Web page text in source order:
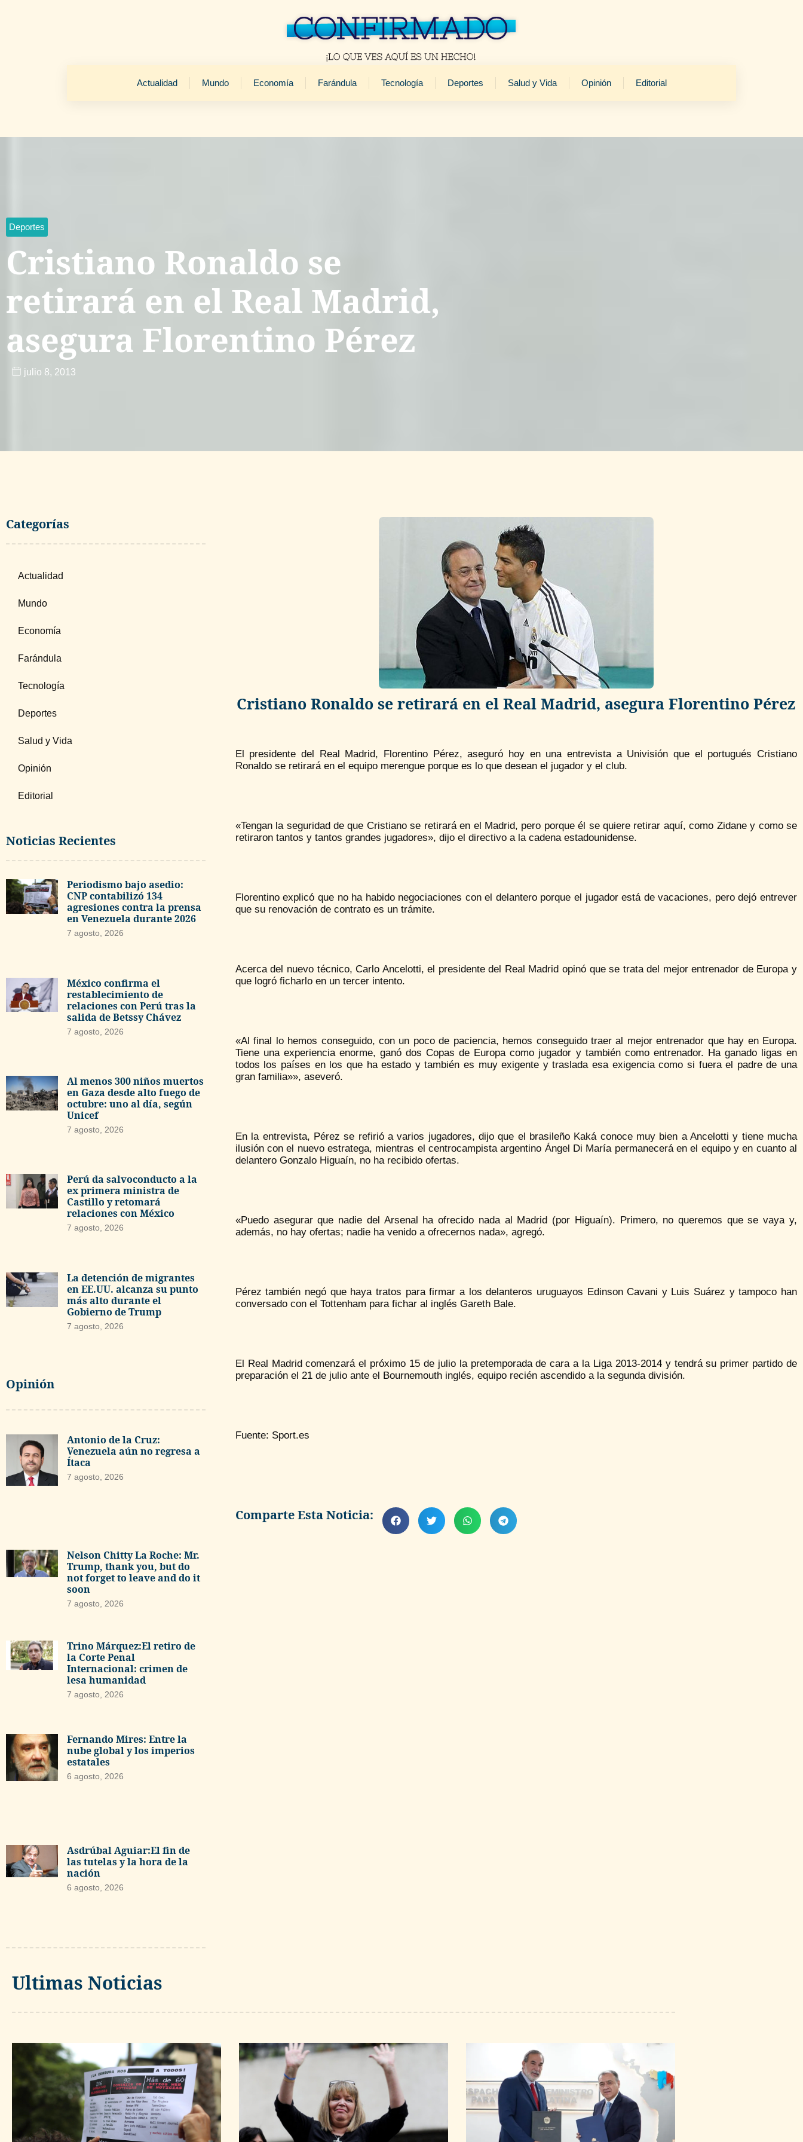
Actualidad Mundo Economía Farándula Tecnología Deportes Salud y Vida Opinión Editorial
Deportes
Cristiano Ronaldo se
retirará en el Real Madrid,
asegura Florentino Pérez
julio 8, 2013
Categorías
Actualidad
Mundo
Economía
Farándula
Tecnología
Deportes
Salud y Vida
Opinión
Editorial
Noticias Recientes
Periodismo bajo asedio:
CNP contabilizó 134
agresiones contra la prensa
en Venezuela durante 2026
7 agosto, 2026
México confirma el
restablecimiento de
relaciones con Perú tras la
salida de Betssy Chávez
7 agosto, 2026
Al menos 300 niños muertos
en Gaza desde alto fuego de
octubre: uno al día, según
Unicef
7 agosto, 2026
Perú da salvoconducto a la
ex primera ministra de
Castillo y retomará
relaciones con México
7 agosto, 2026
La detención de migrantes
en EE.UU. alcanza su punto
más alto durante el
Gobierno de Trump
7 agosto, 2026
Opinión
Antonio de la Cruz:
Venezuela aún no regresa a
Ítaca
7 agosto, 2026
Nelson Chitty La Roche: Mr.
Trump, thank you, but do
not forget to leave and do it
soon
7 agosto, 2026
Trino Márquez:El retiro de
la Corte Penal
Internacional: crimen de
lesa humanidad
7 agosto, 2026
Fernando Mires: Entre la
nube global y los imperios
estatales
6 agosto, 2026
Asdrúbal Aguiar:El fin de
las tutelas y la hora de la
nación
6 agosto, 2026
Cristiano Ronaldo se retirará en el Real Madrid, asegura Florentino Pérez
El presidente del Real Madrid, Florentino Pérez, aseguró hoy en una entrevista a Univisión que el portugués Cristiano
Ronaldo se retirará en el equipo merengue porque es lo que desean el jugador y el club.
«Tengan la seguridad de que Cristiano se retirará en el Madrid, pero porque él se quiere retirar aquí, como Zidane y como se
retiraron tantos y tantos grandes jugadores», dijo el directivo a la cadena estadounidense.
Florentino explicó que no ha habido negociaciones con el delantero porque el jugador está de vacaciones, pero dejó entrever
que su renovación de contrato es un trámite.
Acerca del nuevo técnico, Carlo Ancelotti, el presidente del Real Madrid opinó que se trata del mejor entrenador de Europa y
que logró ficharlo en un tercer intento.
«Al final lo hemos conseguido, con un poco de paciencia, hemos conseguido traer al mejor entrenador que hay en Europa.
Tiene una experiencia enorme, ganó dos Copas de Europa como jugador y también como entrenador. Ha ganado ligas en
todos los países en los que ha estado y también es muy exigente y traslada esa exigencia como si fuera el padre de una
gran familia»», aseveró.
En la entrevista, Pérez se refirió a varios jugadores, dijo que el brasileño Kaká conoce muy bien a Ancelotti y tiene mucha
ilusión con el nuevo estratega, mientras el centrocampista argentino Ángel Di María permanecerá en el equipo y en cuanto al
delantero Gonzalo Higuaín, no ha recibido ofertas.
«Puedo asegurar que nadie del Arsenal ha ofrecido nada al Madrid (por Higuaín). Primero, no queremos que se vaya y,
además, no hay ofertas; nadie ha venido a ofrecernos nada», agregó.
Pérez también negó que haya tratos para firmar a los delanteros uruguayos Edinson Cavani y Luis Suárez y tampoco han
conversado con el Tottenham para fichar al inglés Gareth Bale.
El Real Madrid comenzará el próximo 15 de julio la pretemporada de cara a la Liga 2013-2014 y tendrá su primer partido de
preparación el 21 de julio ante el Bournemouth inglés, equipo recién ascendido a la segunda división.
Fuente: Sport.es
Comparte Esta Noticia:
Ultimas Noticias